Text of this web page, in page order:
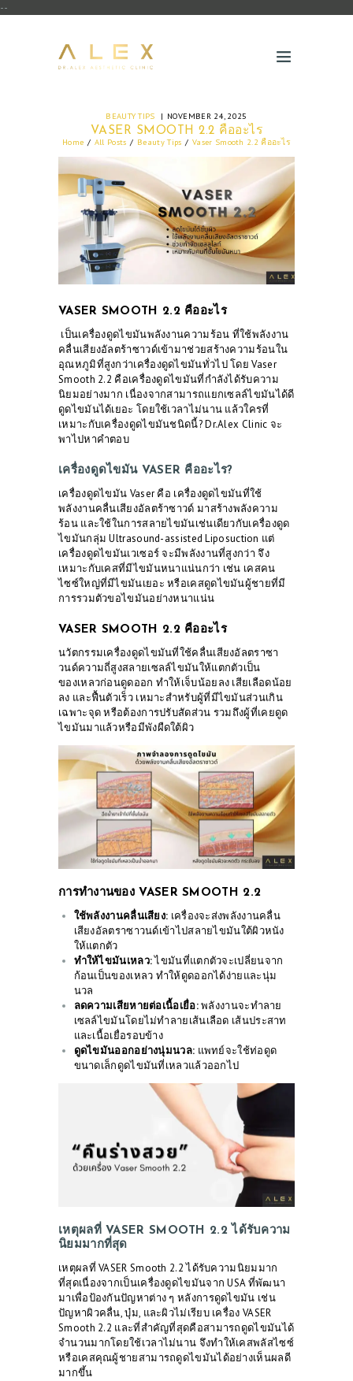
--
BEAUTY TIPS NOVEMBER 24, 2025
VASER SMOOTH 2.2 คืออะไร
Home All Posts Beauty Tips Vaser Smooth 2.2 คืออะไร
VASER SMOOTH 2.2 คืออะไร
เป็นเครื่องดูดไขมันพลังงานความร้อน ที่ใช้พลังงาน
คลื่นเสียงอัลตร้าซาวด์เข้ามาช่วยสร้างความร้อนใน
อุณหภูมิที่สูงกว่าเครื่องดูดไขมันทั่วไป โดย Vaser
Smooth 2.2 คือเครื่องดูดไขมันที่กำลังได้รับความ
นิยมอย่างมาก เนื่องจากสามารถแยกเซลล์ไขมันได้ดี
ดูดไขมันได้เยอะ โดยใช้เวลาไม่นาน แล้วใครที่
เหมาะกับเครื่องดูดไขมันชนิดนี้?Dr.Alex Clinic จะ
พาไปหาคำตอบ
เครื่องดูดไขมัน VASER คืออะไร?
เครื่องดูดไขมัน Vaser คือ เครื่องดูดไขมันที่ใช้
พลังงานคลื่นเสียงอัลตร้าซาวด์ มาสร้างพลังความ
ร้อน และใช้ในการสลายไขมันเช่นเดียวกับเครื่องดูด
ไขมันกลุ่ม Ultrasound-assisted Liposuction แต่
เครื่องดูดไขมันเวเซอร์ จะมีพลังงานที่สูงกว่า จึง
เหมาะกับเคสที่มีไขมันหนาแน่นกว่า เช่น เคสคน
ไซซ์ใหญ่ที่มีไขมันเยอะ หรือเคสดูดไขมันผู้ชายที่มี
การรวมตัวขอไขมันอย่างหนาแน่น
VASER SMOOTH 2.2 คืออะไร
นวัตกรรมเครื่องดูดไขมันที่ใช้คลื่นเสียงอัลตราซา
วนด์ความถี่สูงสลายเซลล์ไขมันให้แตกตัวเป็น
ของเหลวก่อนดูดออก ทำให้เจ็บน้อยลง เสียเลือดน้อย
ลง และฟื้นตัวเร็ว เหมาะสำหรับผู้ที่มีไขมันส่วนเกิน
เฉพาะจุด หรือต้องการปรับสัดส่วน รวมถึงผู้ที่เคยดูด
ไขมันมาแล้วหรือมีพังผืดใต้ผิว
การทำงานของ VASER SMOOTH 2.2
ใช้พลังงานคลื่นเสียง: เครื่องจะส่งพลังงานคลื่น
เสียงอัลตราซาวนด์เข้าไปสลายไขมันใต้ผิวหนัง
ให้แตกตัว
ทำให้ไขมันเหลว:ไขมันที่แตกตัวจะเปลี่ยนจาก
ก้อนเป็นของเหลว ทำให้ดูดออกได้ง่ายและนุ่ม
นวล
ลดความเสียหายต่อเนื้อเยื่อ:พลังงานจะทำลาย
เซลล์ไขมันโดยไม่ทำลายเส้นเลือด เส้นประสาท
และเนื้อเยื่อรอบข้าง
ดูดไขมันออกอย่างนุ่มนวล: แพทย์จะใช้ท่อดูด
ขนาดเล็กดูดไขมันที่เหลวแล้วออกไป
เหตุผลที่ VASER SMOOTH 2.2 ได้รับความ
นิยมมากที่สุด
เหตุผลที่VASER Smooth 2.2ได้รับความนิยมมาก
ที่สุดเนื่องจากเป็นเครื่องดูดไขมันจาก USA ที่พัฒนา
มาเพื่อป้องกันปัญหาต่าง ๆ หลังการดูดไขมัน เช่น
ปัญหาผิวคลื่น, บุ๋ม, และผิวไม่เรียบ เครื่อง VASER
Smooth 2.2 และที่สำคัญที่สุดคือสามารถดูดไขมันได้
จำนวนมากโดยใช้เวลาไม่นาน จึงทำให้เคสพลัสไซซ์
หรือเคสคุณผู้ชายสามารถดูดไขมันได้อย่างเห็นผลดี
มากขึ้น